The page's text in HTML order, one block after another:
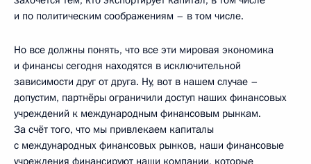
и по политическим соображениям – в том числе.
Но все должны понять, что все эти мировая экономика
и финансы сегодня находятся в исключительной
зависимости друг от друга. Ну, вот в нашем случае –
допустим, партнёры ограничили доступ наших финансовых
учреждений к международным финансовым рынкам.
За счёт того, что мы привлекаем капиталы
с международных финансовых рынков, наши финансовые
учреждения финансируют наши компании, которые